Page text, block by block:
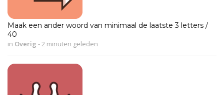
Maak een ander woord van minimaal de laatste 3 letters /
40
in Overig -2 minuten geleden